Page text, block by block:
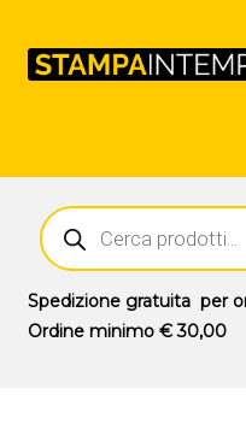
Outlet
Prodotti
Novità
Ricerca
prodotti
Spedizione gratuitaper
Ordine minimo € 30,00